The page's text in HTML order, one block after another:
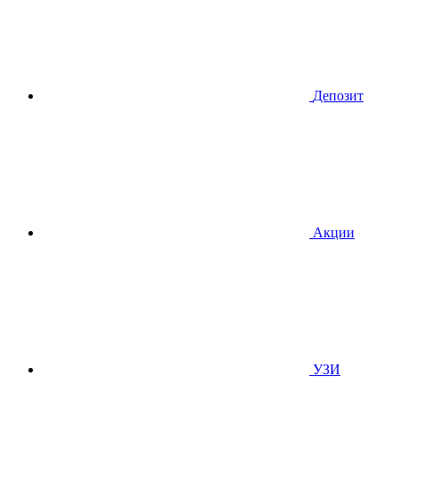
Депозит
Акции
УЗИ